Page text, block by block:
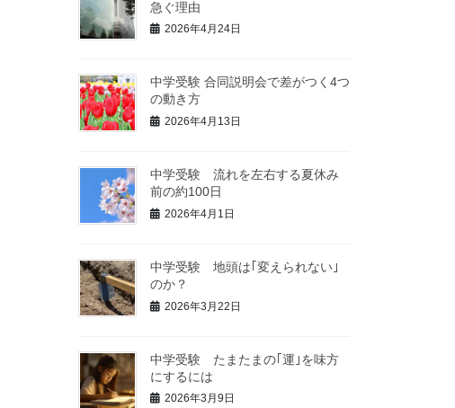
急ぐ理由
2026年4月24日
中学受験 合同説明会で差がつく4つ
の動き方
2026年4月13日
中学受験 流れを左右する夏休み
前の約100日
2026年4月1日
中学受験 地頭は｢変えられない｣
のか？
2026年3月22日
中学受験 たまたまの｢運｣を味方
にするには
2026年3月9日